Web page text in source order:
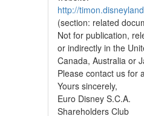
http://
(section: related
Not for publication,
or indirectly in the
Canada, Australia or
Please contact us for
Yours sincerely,
Euro Disney S.C.A.
Shareholders Club